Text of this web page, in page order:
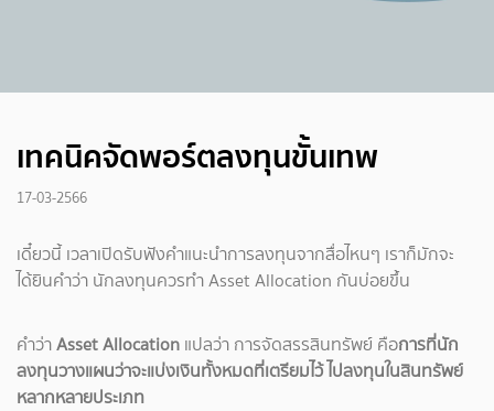
เทคนิคจัดพอร์ตลงทุนขั้นเทพ
17-03-2566
เดี๋ยวนี้ เวลาเปิดรับฟังคำแนะนำการลงทุนจากสื่อไหนๆ เราก็มักจะ
ได้ยินคำว่า นักลงทุนควรทำ Asset Allocation กันบ่อยขึ้น
คำว่าAsset Allocation แปลว่า การจัดสรรสินทรัพย์ คือการที่นัก
ลงทุนวางแผนว่าจะแบ่งเงินทั้งหมดที่เตรียมไว้ ไปลงทุนในสินทรัพย์
หลากหลายประเภท